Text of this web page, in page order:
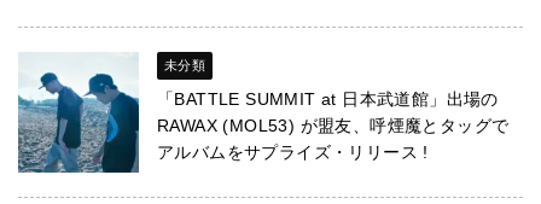
未分類
「BATTLE SUMMIT at 日本武道館」出場の
RAWAX (MOL53) が盟友、呼煙魔とタッグで
アルバムをサプライズ・リリース !